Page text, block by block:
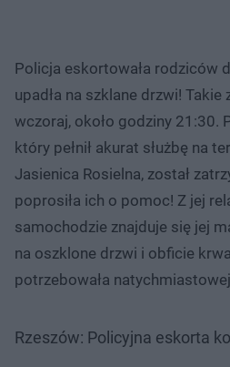
Policja eskortowała rodziców
upadła na szklane drzwi! Takie
wczoraj, około godziny 21:30.
który pełnił akurat służbę na
Jasienica Rosielna, został
poprosiła ich o pomoc! Z jej
samochodzie znajduje się jej
na oszklone drzwi i obficie
potrzebowała
Rzeszów: Policyjna eskorta